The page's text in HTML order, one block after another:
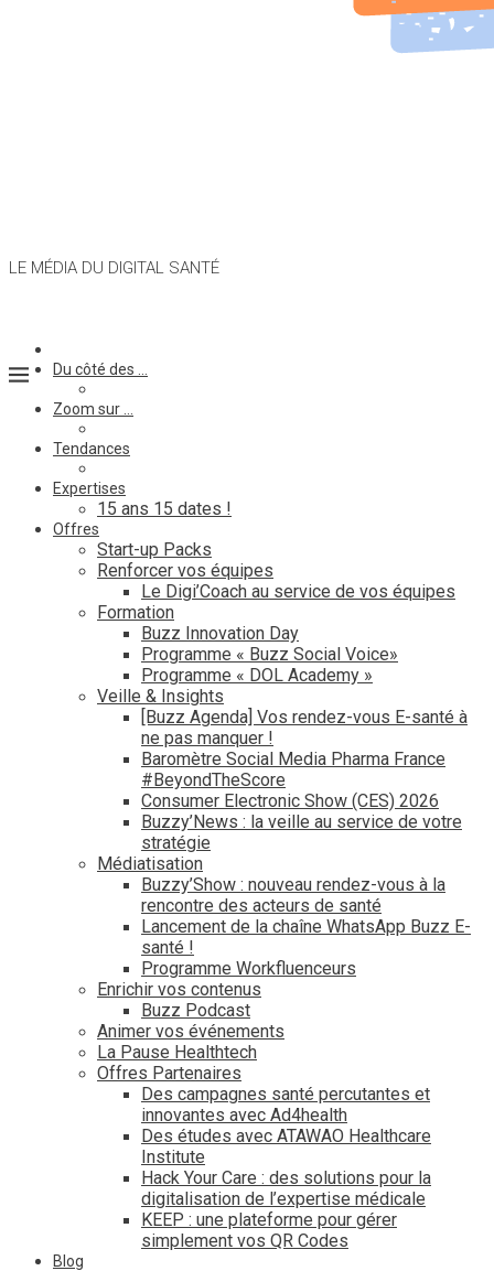
LE MÉDIA DU DIGITAL SANTÉ
Du côté des …
Zoom sur …
Tendances
Expertises
15 ans 15 dates !
Offres
Start-up Packs
Renforcer vos équipes
Le Digi’Coach au service de vos équipes
Formation
Buzz Innovation Day
Programme « Buzz Social Voice»
Programme « DOL Academy »
Veille & Insights
[Buzz Agenda] Vos rendez-vous E-santé à
ne pas manquer !
Baromètre Social Media Pharma France
#BeyondTheScore
Consumer Electronic Show (CES) 2026
Buzzy’News : la veille au service de votre
stratégie
Médiatisation
Buzzy’Show : nouveau rendez-vous à la
rencontre des acteurs de santé
Lancement de la chaîne WhatsApp Buzz E-
santé !
Programme Workfluenceurs
Enrichir vos contenus
Buzz Podcast
Animer vos événements
La Pause Healthtech
Offres Partenaires
Des campagnes santé percutantes et
innovantes avec Ad4health
Des études avec ATAWAO Healthcare
Institute
Hack Your Care : des solutions pour la
digitalisation de l’expertise médicale
KEEP : une plateforme pour gérer
simplement vos QR Codes
Blog